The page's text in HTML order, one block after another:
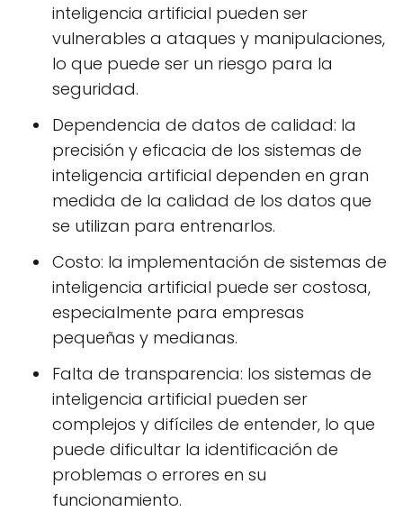
inteligencia artificial pueden ser
vulnerables a ataques y manipulaciones,
lo que puede ser un riesgo para la
seguridad.
Dependencia de datos de calidad: la
precisión y eficacia de los sistemas de
inteligencia artificial dependen en gran
medida de la calidad de los datos que
se utilizan para entrenarlos.
Costo: la implementación de sistemas de
inteligencia artificial puede ser costosa,
especialmente para empresas
pequeñas y medianas.
Falta de transparencia: los sistemas de
inteligencia artificial pueden ser
complejos y difíciles de entender, lo que
puede dificultar la identificación de
problemas o errores en su
funcionamiento.